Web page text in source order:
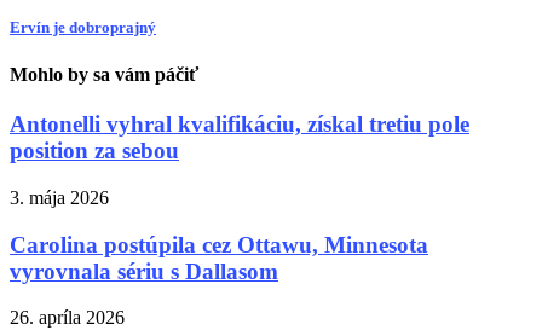
Ervín je dobroprajný
Mohlo by sa vám páčiť
Antonelli vyhral kvalifikáciu, získal tretiu pole
position za sebou
3. mája 2026
Carolina postúpila cez Ottawu, Minnesota
vyrovnala sériu s Dallasom
26. apríla 2026